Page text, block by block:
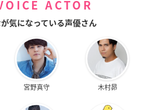
ACTOR
気になっている声優さん
宮野真守 木村昴